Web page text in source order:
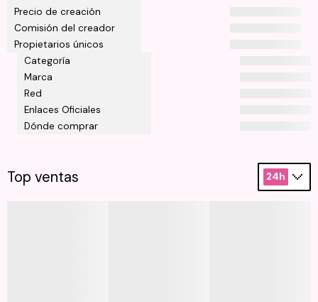
Precio de creación
Comisión del creador
Propietarios únicos
Categoría
Marca
Red
Enlaces Oficiales
Dónde comprar
Top ventas 24h